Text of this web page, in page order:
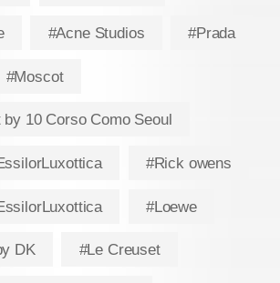
#Acne Studios #Prada
#Moscot
10 Corso Como Seoul
#Rick owens
#Loewe
DK #Le Creuset